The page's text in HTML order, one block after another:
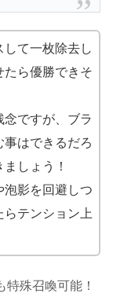
して一枚除去し
たら優勝できそ
ですが、ブラ
はできるだろ
しょう！
泡影を回避しつ
らテンション上
殊召喚可能！